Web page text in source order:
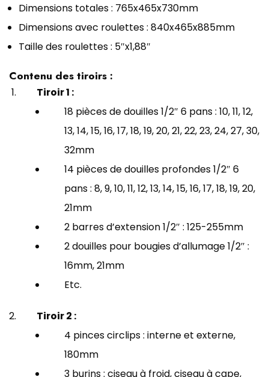
Dimensions totales : 765x465x730mm
Dimensions avec roulettes : 840x465x885mm
Taille des roulettes : 5″x1,88″
Contenu des tiroirs :
Tiroir 1 :
18 pièces de douilles 1/2″ 6 pans : 10, 11, 12,
13, 14, 15, 16, 17, 18, 19, 20, 21, 22, 23, 24, 27, 30,
32mm
14 pièces de douilles profondes 1/2″ 6
pans : 8, 9, 10, 11, 12, 13, 14, 15, 16, 17, 18, 19, 20,
21mm
2 barres d’extension 1/2″ : 125-255mm
2 douilles pour bougies d’allumage 1/2″ :
16mm, 21mm
Etc.
Tiroir 2 :
4 pinces circlips : interne et externe,
180mm
3 burins : ciseau à froid, ciseau à cape,